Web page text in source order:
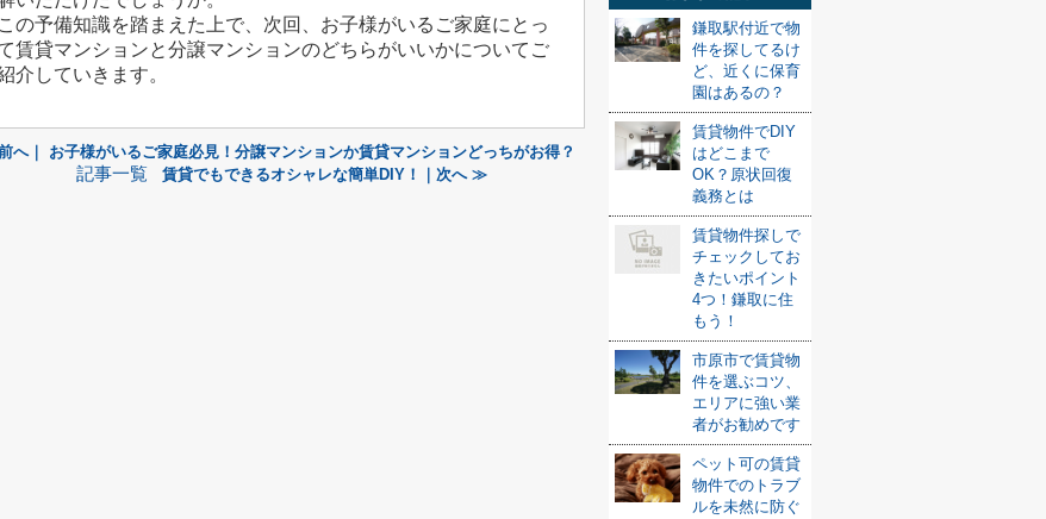
この予備知識を踏まえた上で、次回、お子様がいるご家庭にとっ
賃貸マンションと分譲マンションのどちらがいいかについてご
介していきます。
へ｜ お子様がいるご家庭必見！分譲マンションか賃貸マンションどっちがお得？
記事一覧 賃貸でもできるオシャレな簡単DIY！｜次へ ≫
鎌取駅付近で物
件を探してるけ
ど、近くに保育
園はあるの？
賃貸物件でDIY
はどこまで
OK？原状回復
義務とは
賃貸物件探しで
チェックしてお
きたいポイント
4つ！鎌取に住
もう！
市原市で賃貸物
件を選ぶコツ、
エリアに強い業
者がお勧めです
ペット可の賃貸
物件でのトラブ
ルを未然に防ぐ